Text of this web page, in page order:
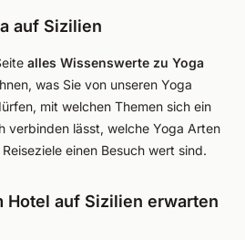
auf Sizilien
alles Wissenswerte zu Yoga
was Sie von unseren Yoga
mit welchen Themen sich ein
verbinden lässt, welche Yoga Arten
einen Besuch wert sind.
Hotel auf Sizilien erwarten